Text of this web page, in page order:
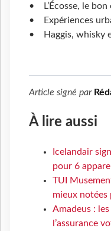
• L’Écosse, le bon
• Expériences
• Haggis, whisky
Article signé par
À lire aussi
Icelandair
pour 6
TUI
mieux notées
Amadeus :
l’assurance